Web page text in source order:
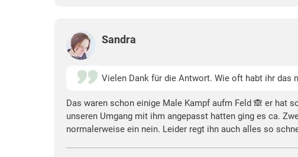
Sandra
Vielen Dank für die Antwort. Wie oft habt ihr das
Das waren schon einige Male Kampf aufm Feld 🙈 er hat
unseren Umgang mit ihm angepasst hatten ging es ca.
normalerweise ein nein. Leider regt ihn auch alles so